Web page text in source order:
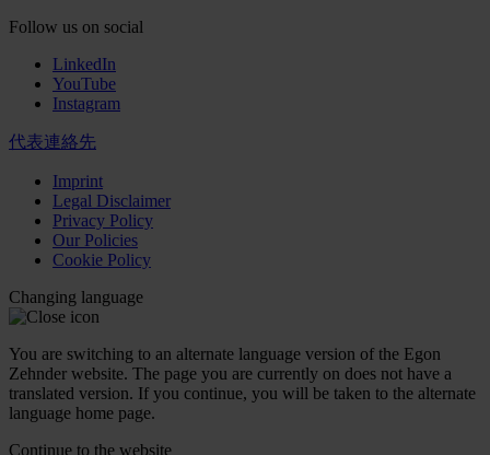
Follow us on social
LinkedIn
YouTube
Instagram
代表連絡先
Imprint
Legal Disclaimer
Privacy Policy
Our Policies
Cookie Policy
Changing language
You are switching to an alternate language version of the Egon
Zehnder website. The page you are currently on does not have a
translated version. If you continue, you will be taken to the alternate
language home page.
Continue to the website